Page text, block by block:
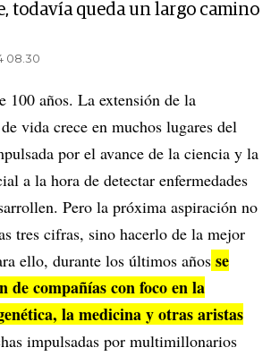
todavía queda un largo camino
08.30
100 años. La extensión de la
vida crece en muchos lugares del
por el avance de la ciencia y la
a la hora de detectar enfermedades
Pero la próxima aspiración no
tres cifras, sino hacerlo de la mejor
ello, durante los últimos años se
de compañías con foco en la
la medicina y otras aristas
impulsadas por multimillonarios